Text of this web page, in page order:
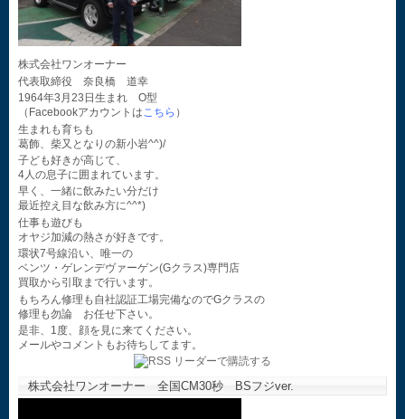
株式会社ワンオーナー
代表取締役 奈良橋 道幸
1964年3月23日生まれ O型
（Facebookアカウントはこちら ）
生まれも育ちも
葛飾、柴又となりの新小岩^^)/
子ども好きが高じて、
4人の息子に囲まれています。
早く、一緒に飲みたい分だけ
最近控え目な飲み方に^^*)
仕事も遊びも
オヤジ加減の熱さが好きです。
環状7号線沿い、唯一の
ベンツ・ゲレンデヴァーゲン(Gクラス)専門店
買取から引取まで行います。
もちろん修理も自社認証工場完備なのでGクラスの
修理も勿論 お任せ下さい。
是非、1度、顔を見に来てください。
メールやコメントもお待ちしてます。
株式会社ワンオーナー 全国CM30秒 BSフジver.